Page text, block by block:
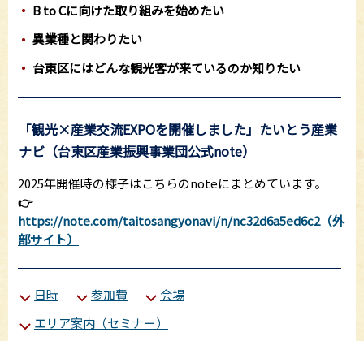
B to Cに向けた取り組みを始めたい
異業種と関わりたい
台東区にはどんな観光客が来ているのか知りたい
「観光×産業交流EXPOを開催しました」たいとう産業
ナビ（台東区産業振興事業団公式note）
2025年開催時の様子はこちらのnoteにまとめています。
👉
https://note.com/taitosangyonavi/n/nc32d6a5ed6c2（外
部サイト）
日時 参加費
会場
エリア案内（セミナー）